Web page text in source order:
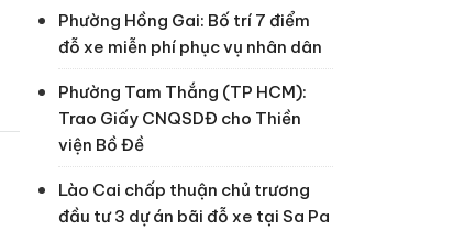
Phường Hồng Gai: Bố trí 7 điểm
đỗ xe miễn phí phục vụ nhân dân
Phường Tam Thắng (TP HCM):
Trao Giấy CNQSDĐ cho Thiền
viện Bồ Đề
Lào Cai chấp thuận chủ trương
đầu tư 3 dự án bãi đỗ xe tại Sa Pa